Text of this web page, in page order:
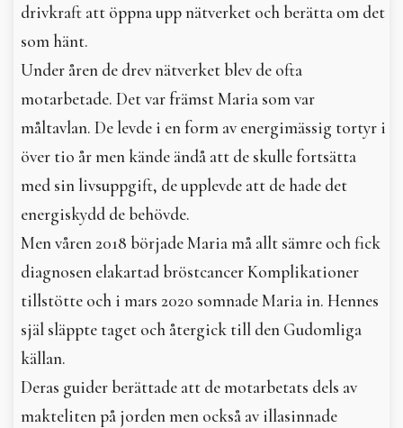
drivkraft att öppna upp nätverket och berätta om det
som hänt.
Under åren de drev nätverket blev de ofta
motarbetade. Det var främst Maria som var
måltavlan. De levde i en form av energimässig tortyr i
över tio år men kände ändå att de skulle fortsätta
med sin livsuppgift, de upplevde att de hade det
energiskydd de behövde.
Men våren 2018 började Maria må allt sämre och fick
diagnosen elakartad bröstcancer Komplikationer
tillstötte och i mars 2020 somnade Maria in. Hennes
själ släppte taget och återgick till den Gudomliga
källan.
Deras guider berättade att de motarbetats dels av
makteliten på jorden men också av illasinnade